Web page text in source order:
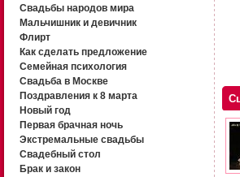
Свадьбы народов мира
Мальчишник и девичник
Флирт
Как сделать предложение
Семейная психология
Свадьба в Москве
Поздравления к 8 марта
Новый год
Первая брачная ночь
Экстремальные свадьбы
Свадебный стол
Брак и закон